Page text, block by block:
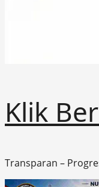
Klik
Transparan –